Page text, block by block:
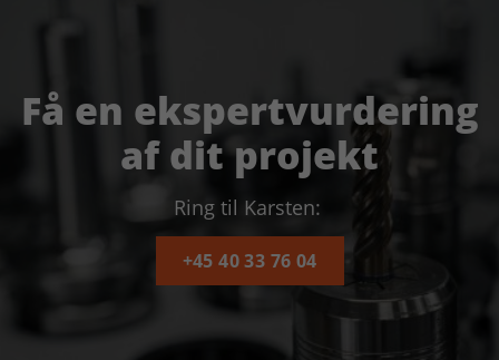
Få en ekspertvurdering
af dit projekt
Ring til Karsten:
+45 40 33 76 04